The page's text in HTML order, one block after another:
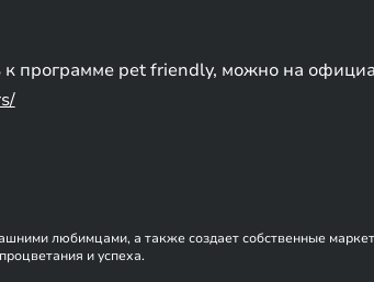
к программе pet friendly, можно на
любимцами, а также создает собственные
и успеха.